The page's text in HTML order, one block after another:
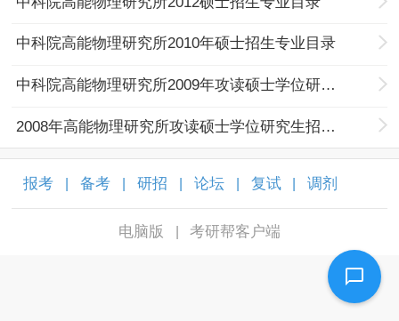
中科院高能物理研究所2010年硕士招生专业目录
中科院高能物理研究所2009年攻读硕士学位研究生招生专业目录及考试科目
2008年高能物理研究所攻读硕士学位研究生招生专业目录及考试科目
报考 备考 研招 论坛 复试 调剂
电脑版 考研帮客户端